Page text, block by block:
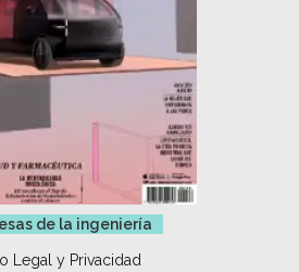
de la ingeniería
Legal y Privacidad